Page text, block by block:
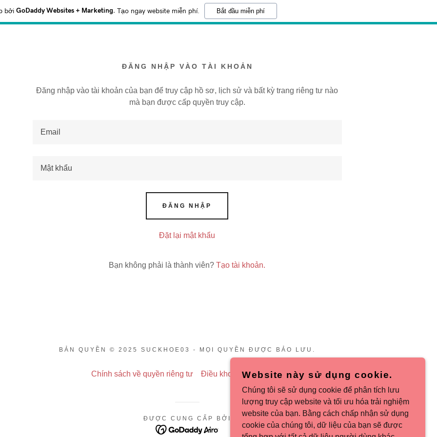
bởi GoDaddy Websites + Marketing. Tạo ngay website miễn phí. Bắt đầu miễn phí
ĐĂNG NHẬP VÀO TÀI KHOẢN
Đăng nhập vào tài khoản của bạn để truy cập hồ sơ, lịch sử và bất kỳ trang riêng tư nào
mà bạn được cấp quyền truy cập.
ĐĂNG NHẬP
Đặt lại mật khẩu
Bạn không phải là thành viên? Tạo tài khoản.
BẢN QUYỀN © 2025 SUCKHOE03 - MỌI QUYỀN ĐƯỢC BẢO LƯU.
Chính sách về quyền riêng tư Điều khoản & Điều kiện
ĐƯỢC CUNG CẤP BỞI
Website này sử dụng cookie.
Chúng tôi sẽ sử dụng cookie để phân tích lưu
lượng truy cập website và tối ưu hóa trải nghiệm
website của bạn. Bằng cách chấp nhận sử dụng
cookie của chúng tôi, dữ liệu của bạn sẽ được